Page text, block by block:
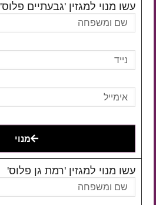
עשו מנוי למגזין 'גבעתיים פלוס'
מנוי
עשו מנוי למגזין 'רמת גן פלוס'